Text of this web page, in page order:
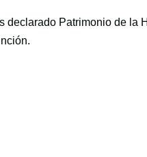
declarado Patrimonio de la